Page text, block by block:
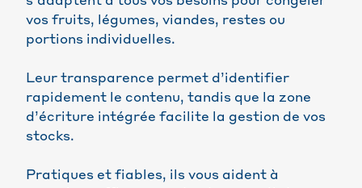
vos fruits, légumes, viandes, restes ou
portions individuelles.
Leur transparence permet d’identifier
rapidement le contenu, tandis que la zone
d’écriture intégrée facilite la gestion de vos
stocks.
Pratiques et fiables, ils vous aident à